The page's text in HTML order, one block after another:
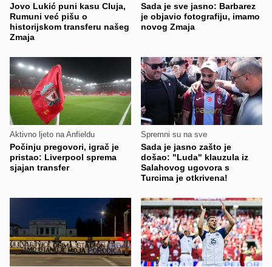
Jovo Lukić puni kasu Cluja,
Rumuni već pišu o
historijskom transferu našeg
Zmaja
Sada je sve jasno: Barbarez
je objavio fotografiju, imamo
novog Zmaja
Aktivno ljeto na Anfieldu
Počinju pregovori, igrač je
pristao: Liverpool sprema
sjajan transfer
Spremni su na sve
Sada je jasno zašto je
došao: "Luda" klauzula iz
Salahovog ugovora s
Turcima je otkrivena!